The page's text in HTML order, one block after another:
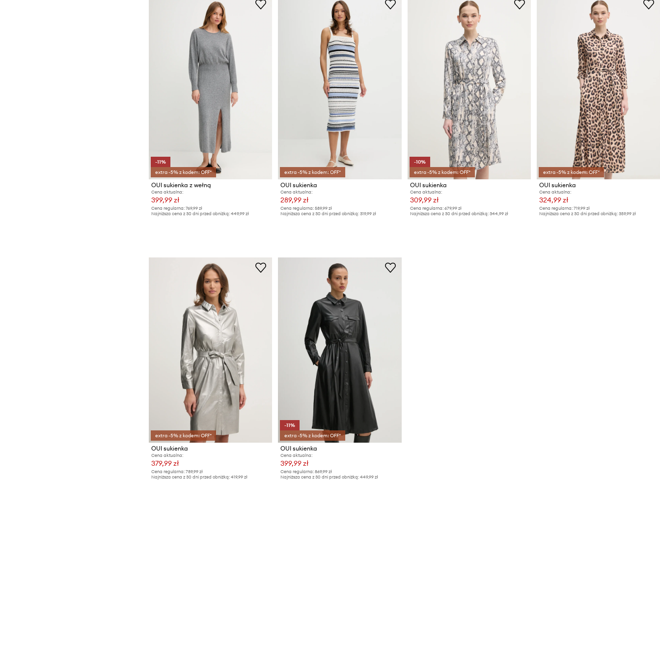
-11%
extra -5% z kodem: OFF*
OUI sukienka z wełną
Cena aktualna:
399,99 zł
Cena regularna: 769,99 zł
Najniższa cena z 30 dni przed obniżką: 449,99 zł
extra -5% z kodem: OFF*
OUI sukienka
Cena aktualna:
289,99 zł
Cena regularna: 589,99 zł
Najniższa cena z 30 dni przed obniżką: 319,99 zł
-10%
extra -5% z kodem: OFF*
OUI sukienka
Cena aktualna:
309,99 zł
Cena regularna: 679,99 zł
Najniższa cena z 30 dni przed obniżką: 344,99 zł
extra -5% z kodem: OFF*
OUI sukienka
Cena aktualna:
324,99 zł
Cena regularna: 719,99 zł
Najniższa cena z 30 dni przed obniżką: 359,99 zł
extra -5% z kodem: OFF*
OUI sukienka
Cena aktualna:
379,99 zł
Cena regularna: 789,99 zł
Najniższa cena z 30 dni przed obniżką: 419,99 zł
-11%
extra -5% z kodem: OFF*
OUI sukienka
Cena aktualna:
399,99 zł
Cena regularna: 869,99 zł
Najniższa cena z 30 dni przed obniżką: 449,99 zł